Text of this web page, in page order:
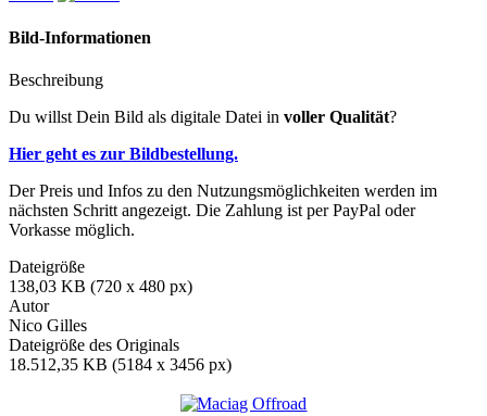
Bild-Informationen
Beschreibung
Du willst Dein Bild als digitale Datei in voller Qualität?
Hier geht es zur Bildbestellung.
Der Preis und Infos zu den Nutzungsmöglichkeiten werden im
nächsten Schritt angezeigt. Die Zahlung ist per PayPal oder
Vorkasse möglich.
Dateigröße
138,03 KB (720 x 480 px)
Autor
Nico Gilles
Dateigröße des Originals
18.512,35 KB (5184 x 3456 px)